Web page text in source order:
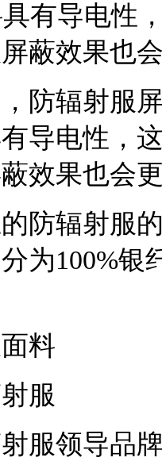
有导电性
蔽效果也
辐射服屏
导电性，
效果也会
辐射服的
为100%银
料
服
领导品牌